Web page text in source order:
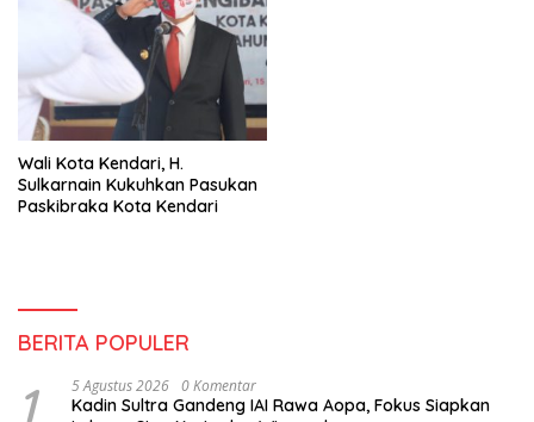
Wali Kota Kendari, H.
Sulkarnain Kukuhkan Pasukan
Paskibraka Kota Kendari
BERITA POPULER
1 5 Agustus 2026 0 Komentar
Kadin Sultra Gandeng IAI Rawa Aopa, Fokus Siapkan